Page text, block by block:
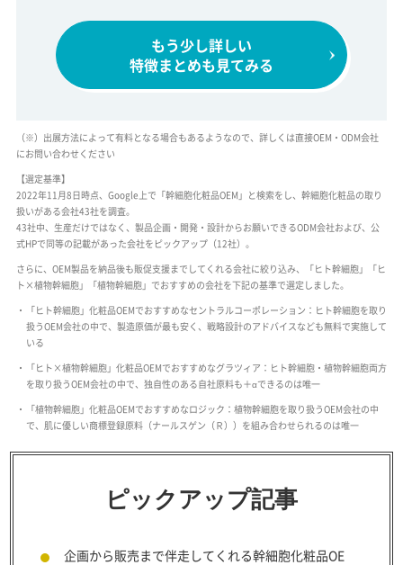
もう少し詳しい
特徴まとめも見てみる
（※）出展方法によって有料となる場合もあるようなので、詳しくは直接OEM・ODM会社
にお問い合わせください
【選定基準】
2022年11月8日時点、Google上で「幹細胞化粧品OEM」と検索をし、幹細胞化粧品の取り
扱いがある会社43社を調査。
43社中、生産だけではなく、製品企画・開発・設計からお願いできるODM会社および、公
式HPで同等の記載があった会社をピックアップ（12社）。
さらに、OEM製品を納品後も販促支援までしてくれる会社に絞り込み、「ヒト幹細胞」「ヒ
ト×植物幹細胞」「植物幹細胞」でおすすめの会社を下記の基準で選定しました。
「ヒト幹細胞」化粧品OEMでおすすめなセントラルコーポレーション：ヒト幹細胞を取り
扱うOEM会社の中で、製造原価が最も安く、戦略設計のアドバイスなども無料で実施して
いる
「ヒト×植物幹細胞」化粧品OEMでおすすめなグラツィア：ヒト幹細胞・植物幹細胞両方
を取り扱うOEM会社の中で、独自性のある自社原料も＋αできるのは唯一
「植物幹細胞」化粧品OEMでおすすめなロジック：植物幹細胞を取り扱うOEM会社の中
で、肌に優しい商標登録原料（ナールスゲン（Ｒ））を組み合わせられるのは唯一
ピックアップ記事
企画から販売まで伴走してくれる幹細胞化粧品OE